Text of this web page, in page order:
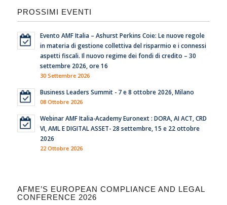
PROSSIMI EVENTI
Evento AMF Italia – Ashurst Perkins Coie: Le nuove regole
in materia di gestione collettiva del risparmio e i connessi
aspetti fiscali. Il nuovo regime dei fondi di credito – 30
settembre 2026, ore 16
30 Settembre 2026
Business Leaders Summit - 7 e 8 ottobre 2026, Milano
08 Ottobre 2026
Webinar AMF Italia-Academy Euronext : DORA, AI ACT, CRD
VI, AML E DIGITAL ASSET- 28 settembre, 15 e 22 ottobre
2026
22 Ottobre 2026
AFME’S EUROPEAN COMPLIANCE AND LEGAL
CONFERENCE 2026